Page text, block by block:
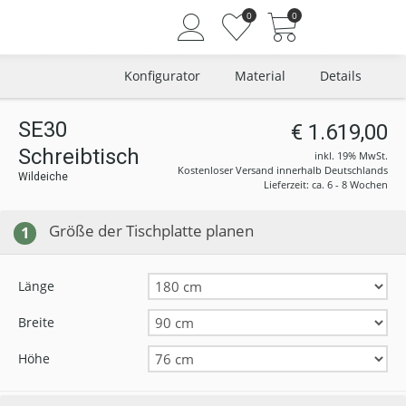
Angemeldet bleiben
0 0
Konfigurator Material Details
SE30
Schreibtisch
Wildeiche
€ 1.619,00
inkl. 19% MwSt.
Kostenloser Versand innerhalb Deutschlands
Lieferzeit: ca. 6 - 8 Wochen
1 Größe der Tischplatte planen
Länge
Breite
Höhe